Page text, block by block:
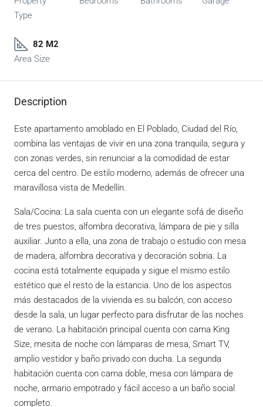
Type
82 M2
Area Size
Description
Este apartamento amoblado en El Poblado, Ciudad del Río,
combina las ventajas de vivir en una zona tranquila, segura y
con zonas verdes, sin renunciar a la comodidad de estar
cerca del centro. De estilo moderno, además de ofrecer una
maravillosa vista de Medellín.
Sala/Cocina: La sala cuenta con un elegante sofá de diseño
de tres puestos, alfombra decorativa, lámpara de pie y silla
auxiliar. Junto a ella, una zona de trabajo o estudio con mesa
de madera, alfombra decorativa y decoración sobria. La
cocina está totalmente equipada y sigue el mismo estilo
estético que el resto de la estancia. Uno de los aspectos
más destacados de la vivienda es su balcón, con acceso
desde la sala, un lugar perfecto para disfrutar de las noches
de verano. La habitación principal cuenta con cama King
Size, mesita de noche con lámparas de mesa, Smart TV,
amplio vestidor y baño privado con ducha. La segunda
habitación cuenta con cama doble, mesa con lámpara de
noche, armario empotrado y fácil acceso a un baño social
completo.